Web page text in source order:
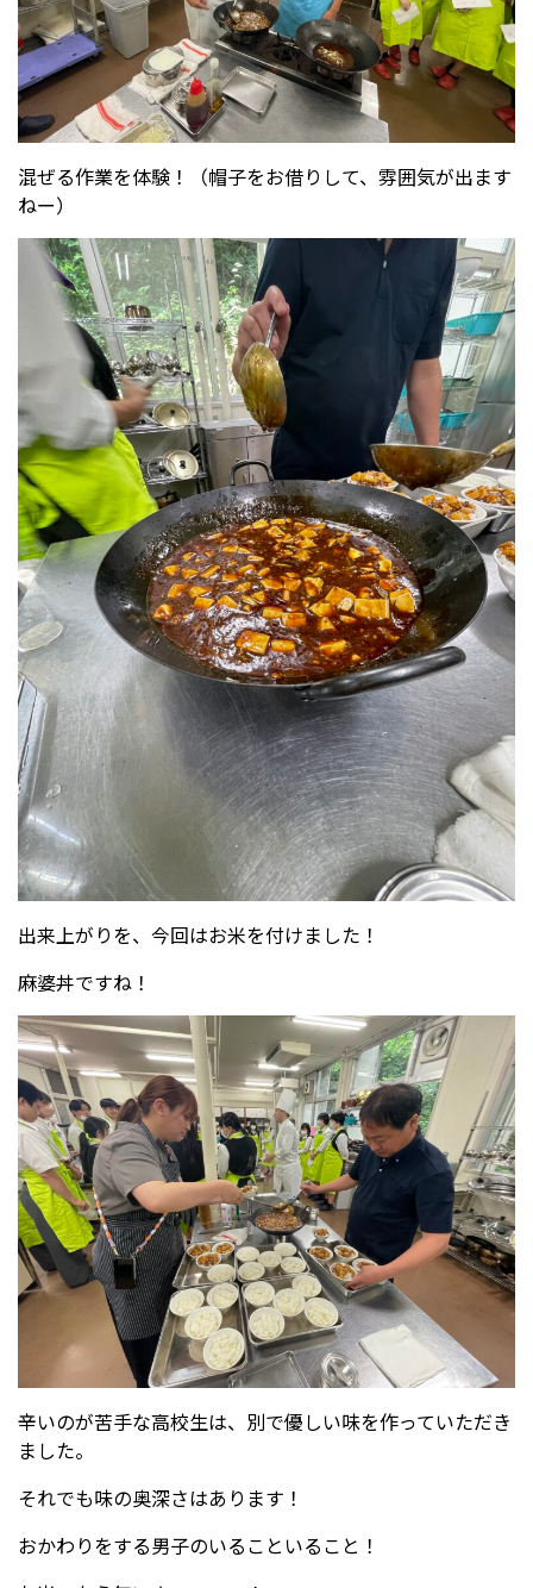
混ぜる作業を体験！（帽子をお借りして、雰囲気が出ます
ねー）
出来上がりを、今回はお米を付けました！
麻婆丼ですね！
辛いのが苦手な高校生は、別で優しい味を作っていただき
ました。
それでも味の奥深さはあります！
おかわりをする男子のいることいること！